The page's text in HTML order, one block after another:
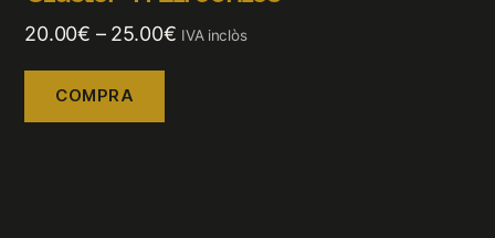
20.00€ – 25.00€ IVA inclòs
COMPRA